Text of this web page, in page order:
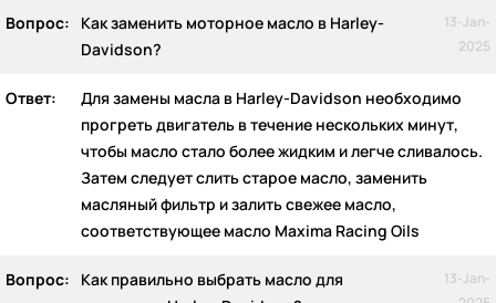
Вопрос:
Как заменить моторное масло в Harley-
Davidson?
13-Jan-
2025
Ответ:
Для замены масла в Harley-Davidson необходимо
прогреть двигатель в течение нескольких минут,
чтобы масло стало более жидким и легче сливалось.
Затем следует слить старое масло, заменить
масляный фильтр и залить свежее масло,
соответствующее масло Maxima Racing Oils
Вопрос:
Как правильно выбрать масло для
13-Jan-